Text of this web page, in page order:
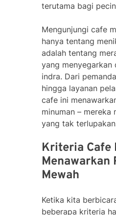
terutama bagi
Mengunjungi cafe
hanya tentang
adalah tentang
yang menyegarkan
indra. Dari
hingga layanan
cafe ini
minuman – mereka
yang tak
Kriteria Cafe
Menawarkan
Mewah
Ketika kita
beberapa kriteria